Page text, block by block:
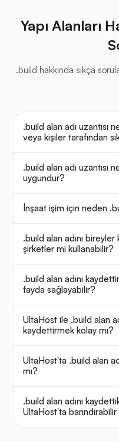
Yapı Alanları
.build hakkında sıkça
.build alan adı uzantısı
veya kişiler tarafından
.build alan adı uzantısı
uygundur?
İnşaat işim için neden
.build alan adını
şirketler mi kullanabilir?
.build alan adını
fayda sağlayabilir?
UltaHost ile .build alan
kaydettirmek kolay mı?
UltaHost'ta .build alan
mı?
.build alan adını
UltaHost'ta